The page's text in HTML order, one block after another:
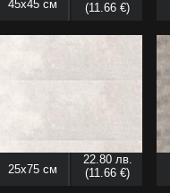
45x45 см
(11.66 €)
25x75 см
22.80 лв.
(11.66 €)